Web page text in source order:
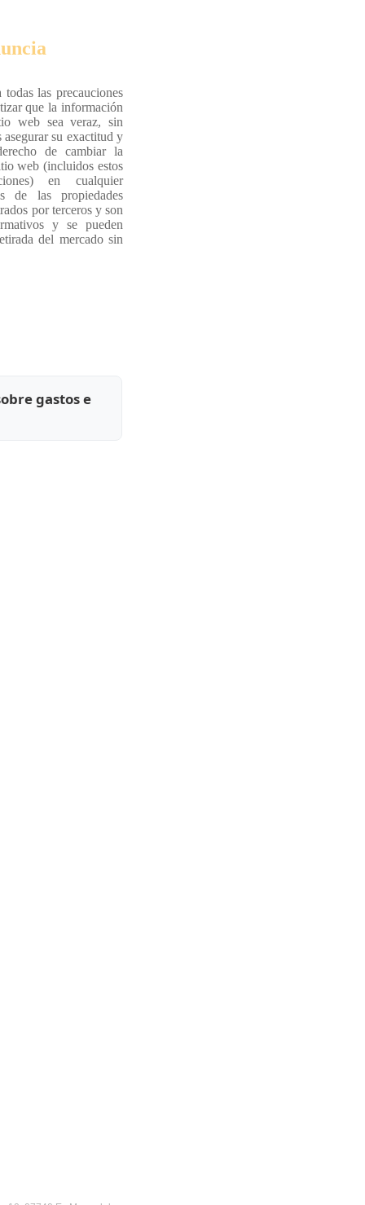
las precauciones
que la información
web sea veraz, sin
su exactitud y
de cambiar la
web (incluidos estos
en cualquier
de las propiedades
por terceros y son
y se pueden
del mercado sin